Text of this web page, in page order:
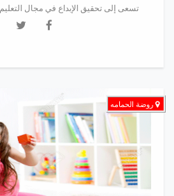
تسعى إلى تحقيق الإبداع في مجال
روضة الحمامه